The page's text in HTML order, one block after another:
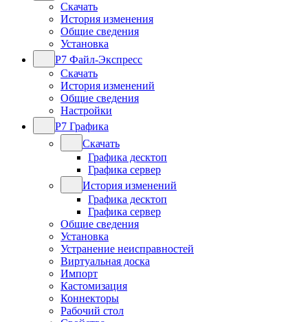
Скачать
История изменения
Общие сведения
Установка
Р7 Файл-Экспресс
Скачать
История изменений
Общие сведения
Настройки
Р7 Графика
Скачать
Графика десктоп
Графика сервер
История изменений
Графика десктоп
Графика сервер
Общие сведения
Установка
Устранение неисправностей
Виртуальная доска
Импорт
Кастомизация
Коннекторы
Рабочий стол